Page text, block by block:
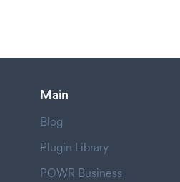
Main
Blog
Plugin Library
POWR Business